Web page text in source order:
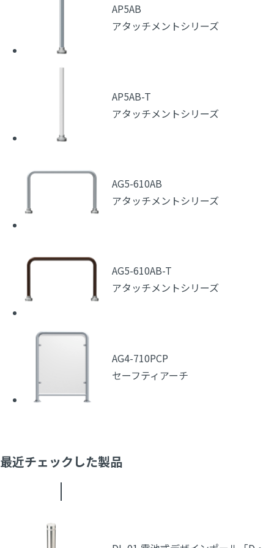
AP5AB
アタッチメントシリーズ
AP5AB-T
アタッチメントシリーズ
AG5-610AB
アタッチメントシリーズ
AG5-610AB-T
アタッチメントシリーズ
AG4-710PCP
セーフティアーチ
最近チェックした製品